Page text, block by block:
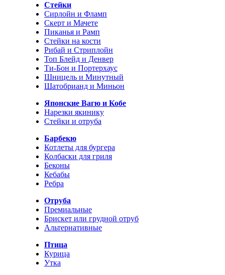
Стейки
Сирлойн и Фламп
Скерт и Мачете
Пиканья и Рамп
Стейки на кости
Рибай и Стриплойн
Топ Блейд и Денвер
Ти-Бон и Портерхаус
Шницель и Минутный
Шатобрианд и Миньон
Японские Вагю и Кобе
Нарезки якинику
Стейки и отруба
Барбекю
Котлеты для бургера
Колбаски для гриля
Беконы
Кебабы
Ребра
Отруба
Премиальные
Брискет или грудной отруб
Альтернативные
Птица
Курица
Утка